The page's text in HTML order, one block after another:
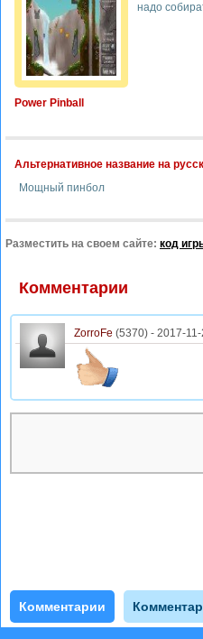
Power Pinball
надо
Альтернативное название на
Мощный пинбол
Разместить на своем сайте: код
Комментарии
ZorroFe (5370) - 2017-
Комментарии